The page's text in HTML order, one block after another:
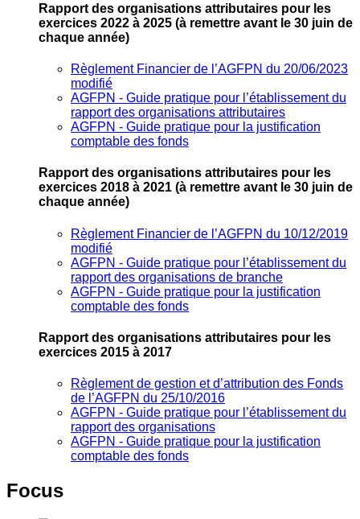
Rapport des organisations attributaires pour les
exercices 2022 à 2025 (à remettre avant le 30 juin de
chaque année)
Règlement Financier de l’AGFPN du 20/06/2023
modifié
AGFPN ‐ Guide pratique pour l’établissement du
rapport des organisations attributaires
AGFPN ‐ Guide pratique pour la justification
comptable des fonds
Rapport des organisations attributaires pour les
exercices 2018 à 2021 (à remettre avant le 30 juin de
chaque année)
Règlement Financier de l’AGFPN du 10/12/2019
modifié
AGFPN ‐ Guide pratique pour l’établissement du
rapport des organisations de branche
AGFPN ‐ Guide pratique pour la justification
comptable des fonds
Rapport des organisations attributaires pour les
exercices 2015 à 2017
Règlement de gestion et d’attribution des Fonds
de l’AGFPN du 25/10/2016
AGFPN ‐ Guide pratique pour l’établissement du
rapport des organisations
AGFPN ‐ Guide pratique pour la justification
comptable des fonds
Focus